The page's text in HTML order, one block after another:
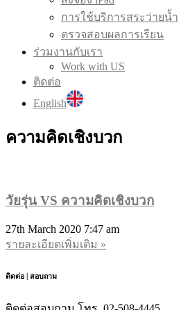
การใช้บริการสระว่ายน้ำ
ตรวจสอบผลการเรียน
ร่วมงานกับเรา
Work with US
ติดต่อ
English
ความคิดเชิงบวก
วัยรุ่น VS ความคิดเชิงบวก
27th March 2020 7:47 am
รายละเอียดเพิ่มเติม »
ติดต่อ | สอบถาม